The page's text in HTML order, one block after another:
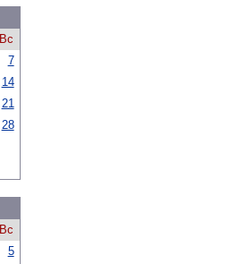
Вс
7
14
21
28
Вс
5